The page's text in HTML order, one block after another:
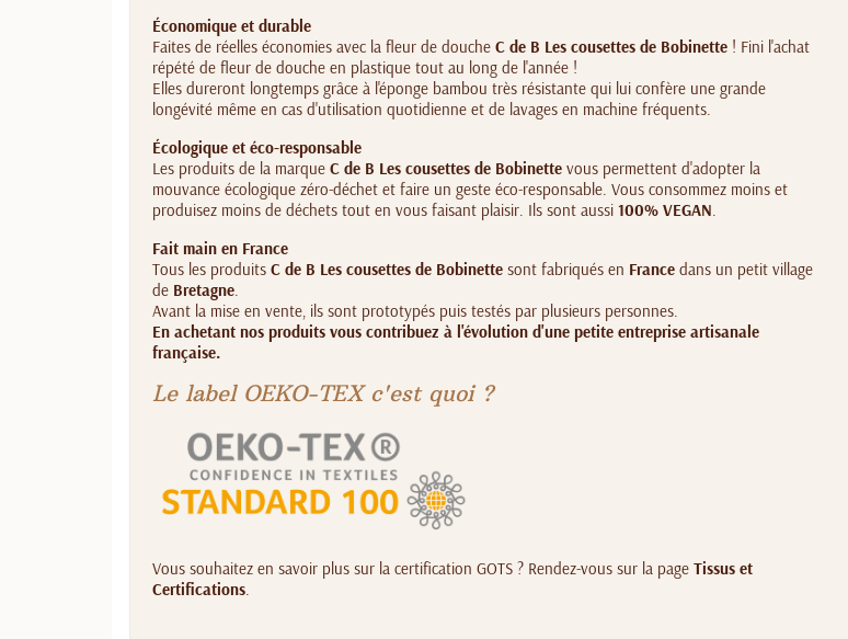
Économique et durable
Faites de réelles économies avec la fleur de douche C de B Les cousettes de Bobinette ! Fini l'achat
répété de fleur de douche en plastique tout au long de l'année !
Elles dureront longtemps grâce à l'éponge bambou très résistante qui lui confère une grande
longévité même en cas d'utilisation quotidienne et de lavages en machine fréquents.
Écologique et éco-responsable
Les produits de la marque C de B Les cousettes de Bobinette vous permettent d'adopter la
mouvance écologique zéro-déchet et faire un geste éco-responsable. Vous consommez moins et
produisez moins de déchets tout en vous faisant plaisir. Ils sont aussi 100% VEGAN.
Fait main en France
Tous les produits C de B Les cousettes de Bobinette sont fabriqués en France dans un petit village
de Bretagne.
Avant la mise en vente, ils sont prototypés puis testés par plusieurs personnes.
En achetant nos produits vous contribuez à l'évolution d'une petite entreprise artisanale
française.
Le label OEKO-TEX c'est quoi ?
Vous souhaitez en savoir plus sur la certification GOTS ? Rendez-vous sur la page Tissus et
Certifications.